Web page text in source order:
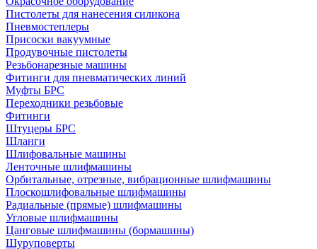
Пистолеты для нанесения силикона
Пневмостеплеры
Присоски вакуумные
Продувочные пистолеты
Резьбонарезные машины
Фитинги для пневматических линий
Муфты БРС
Переходники резьбовые
Фитинги
Штуцеры БРС
Шланги
Шлифовальные машины
Ленточные шлифмашины
Орбитальные, отрезные, вибрационные шлифмашины
Плоскошлифовальные шлифмашины
Радиальные (прямые) шлифмашины
Угловые шлифмашины
Цанговые шлифмашины (бормашины)
Шуруповерты